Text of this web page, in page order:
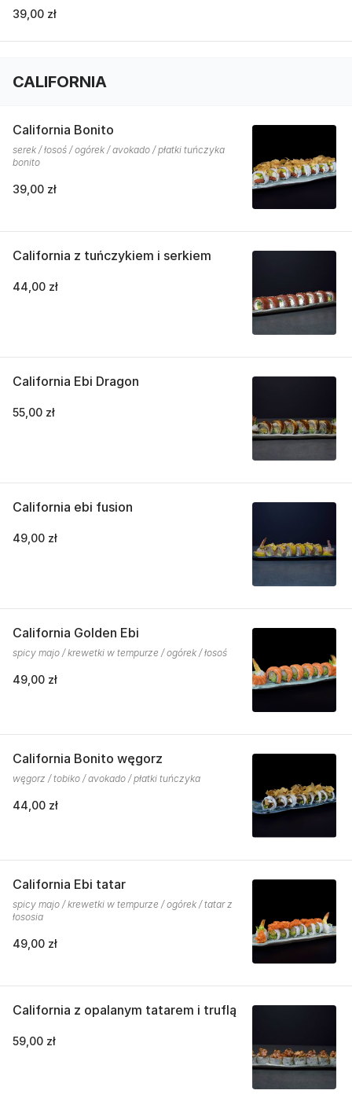
39,00 zł
CALIFORNIA
California Bonito
serek / łosoś / ogórek / avokado / płatki tuńczyka
bonito
39,00 zł
California z tuńczykiem i serkiem
44,00 zł
California Ebi Dragon
55,00 zł
California ebi fusion
49,00 zł
California Golden Ebi
spicy majo / krewetki w tempurze / ogórek / łosoś
49,00 zł
California Bonito węgorz
węgorz / tobiko / avokado / płatki tuńczyka
44,00 zł
California Ebi tatar
spicy majo / krewetki w tempurze / ogórek / tatar z
łososia
49,00 zł
California z opalanym tatarem i truflą
59,00 zł